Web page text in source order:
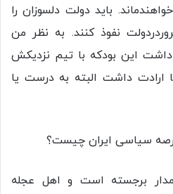
بايد دولت دلسوزان را
نفوذ کنند. به نظر من
داشت این بودکه با تیم نزدیکش
ارادت داشت البته به درست یا
سیاسی ایران چيست؟
برجسته است و اهل عجله